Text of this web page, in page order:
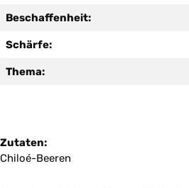
Beschaffenheit:
Schärfe:
Thema:
Zutaten:
Chiloé-Beeren